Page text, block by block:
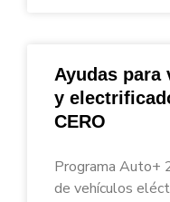
Ayudas
y
CERO
Programa Auto+
de vehículos